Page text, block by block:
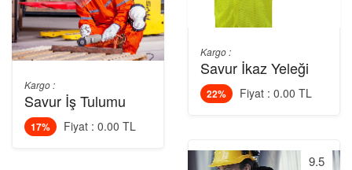
Kargo :
Savur İş Tulumu
17% Fiyat : 0.00 TL
Kargo :
Savur İkaz Yeleği
22% Fiyat : 0.00 TL
9.5